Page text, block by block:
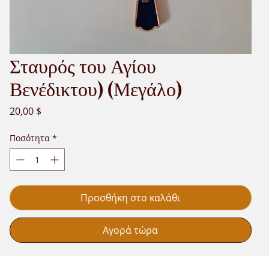
Σταυρός του Αγίου
Βενέδικτου) (Μεγάλο)
20,00 $Τιμή
Ποσότητα *
Προσθήκη στο καλάθι
Αγορά τώρα